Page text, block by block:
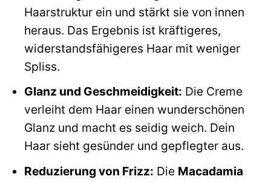
Haarstruktur ein und stärkt sie von innen
heraus. Das Ergebnis ist kräftigeres,
widerstandsfähigeres Haar mit weniger
Spliss.
Glanz und Geschmeidigkeit: Die Creme
verleiht dem Haar einen wunderschönen
Glanz und macht es seidig weich. Dein
Haar sieht gesünder und gepflegter aus.
Reduzierung von Frizz: Die Macadamia